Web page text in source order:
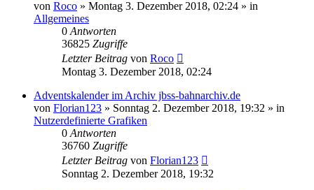
von Roco » Montag 3. Dezember 2018, 02:24 » in
Allgemeines
0 Antworten
36825 Zugriffe
Letzter Beitrag von Roco
Montag 3. Dezember 2018, 02:24
Adventskalender im Archiv jbss-bahnarchiv.de
von Florian123 » Sonntag 2. Dezember 2018, 19:32 » in
Nutzerdefinierte Grafiken
0 Antworten
36760 Zugriffe
Letzter Beitrag von Florian123
Sonntag 2. Dezember 2018, 19:32